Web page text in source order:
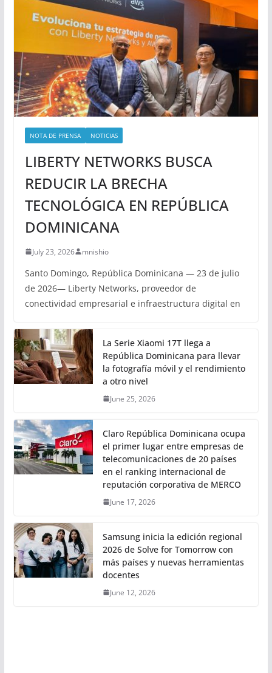
NOTA DE PRENSA NOTICIAS
LIBERTY NETWORKS BUSCA
REDUCIR LA BRECHA
TECNOLÓGICA EN REPÚBLICA
DOMINICANA
July 23, 2026 mnishio
Santo Domingo, República Dominicana — 23 de julio
de 2026— Liberty Networks, proveedor de
conectividad empresarial e infraestructura digital en
La Serie Xiaomi 17T llega a
República Dominicana para llevar
la fotografía móvil y el rendimiento
a otro nivel
June 25, 2026
Claro República Dominicana ocupa
el primer lugar entre empresas de
telecomunicaciones de 20 países
en el ranking internacional de
reputación corporativa de MERCO
June 17, 2026
Samsung inicia la edición regional
2026 de Solve for Tomorrow con
más países y nuevas herramientas
docentes
June 12, 2026